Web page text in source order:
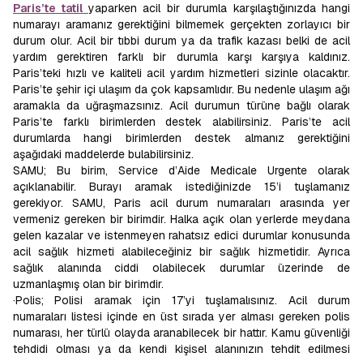
Paris’te tatil yaparken acil bir durumla karşılaştığınızda hangi
numarayı aramanız gerektiğini bilmemek gerçekten zorlayıcı bir
durum olur. Acil bir tıbbi durum ya da trafik kazası belki de acil
yardım gerektiren farklı bir durumla karşı karşıya kaldınız.
Paris’teki hızlı ve kaliteli acil yardım hizmetleri sizinle olacaktır.
Paris’te şehir içi ulaşım da çok kapsamlıdır. Bu nedenle ulaşım ağı
aramakla da uğraşmazsınız. Acil durumun türüne bağlı olarak
Paris’te farklı birimlerden destek alabilirsiniz. Paris’te acil
durumlarda hangi birimlerden destek almanız gerektiğini
aşağıdaki maddelerde bulabilirsiniz.
SAMU; Bu birim, Service d’Aide Medicale Urgente olarak
açıklanabilir. Burayı aramak istediğinizde 15’i tuşlamanız
gerekiyor. SAMU, Paris acil durum numaraları arasında yer
vermeniz gereken bir birimdir. Halka açık olan yerlerde meydana
gelen kazalar ve istenmeyen rahatsız edici durumlar konusunda
acil sağlık hizmeti alabileceğiniz bir sağlık hizmetidir. Ayrıca
sağlık alanında ciddi olabilecek durumlar üzerinde de
uzmanlaşmış olan bir birimdir.
·Polis; Polisi aramak için 17’yi tuşlamalısınız. Acil durum
numaraları listesi içinde en üst sırada yer alması gereken polis
numarası, her türlü olayda aranabilecek bir hattır. Kamu güvenliği
tehdidi olması ya da kendi kişisel alanınızın tehdit edilmesi